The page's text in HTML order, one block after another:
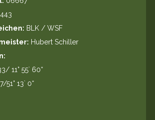
BLK / WSF
Hubert Schiller
11° 55` 60“
51° 13` 0“